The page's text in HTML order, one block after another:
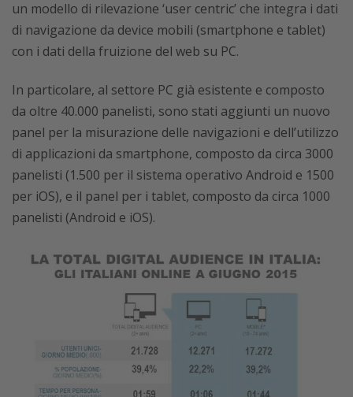
un modello di rilevazione ‘user centric’ che integra i dati
di navigazione da device mobili (smartphone e tablet)
con i dati della fruizione del web su PC.
In particolare, al settore PC già esistente e composto
da oltre 40.000 panelisti, sono stati aggiunti un nuovo
panel per la misurazione delle navigazioni e dell’utilizzo
di applicazioni da smartphone, composto da circa 3000
panelisti (1.500 per il sistema operativo Android e 1500
per iOS), e il panel per i tablet, composto da circa 1000
panelisti (Android e iOS).